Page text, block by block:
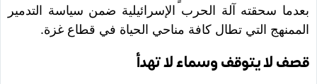
بعدما سحقته آلة الحرب الإسرائيلية ضمن سياسة التدمير
الممنهج التي تطال كافة مناحي الحياة في قطاع غزة.
قصف لا يتوقف وسماء لا تهدأ